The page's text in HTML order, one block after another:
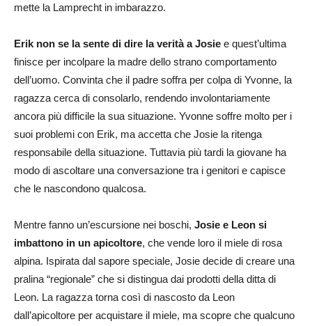
mette la Lamprecht in imbarazzo.
Erik non se la sente di dire la verità a Josie e quest’ultima
finisce per incolpare la madre dello strano comportamento
dell’uomo. Convinta che il padre soffra per colpa di Yvonne, la
ragazza cerca di consolarlo, rendendo involontariamente
ancora più difficile la sua situazione. Yvonne soffre molto per i
suoi problemi con Erik, ma accetta che Josie la ritenga
responsabile della situazione. Tuttavia più tardi la giovane ha
modo di ascoltare una conversazione tra i genitori e capisce
che le nascondono qualcosa.
Mentre fanno un’escursione nei boschi, Josie e Leon si
imbattono in un apicoltore, che vende loro il miele di rosa
alpina. Ispirata dal sapore speciale, Josie decide di creare una
pralina “regionale” che si distingua dai prodotti della ditta di
Leon. La ragazza torna così di nascosto da Leon
dall’apicoltore per acquistare il miele, ma scopre che qualcuno